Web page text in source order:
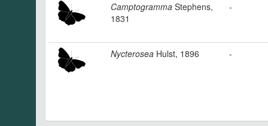
Camptogramma Stephens,
1831
-
Nycterosea Hulst, 1896 -